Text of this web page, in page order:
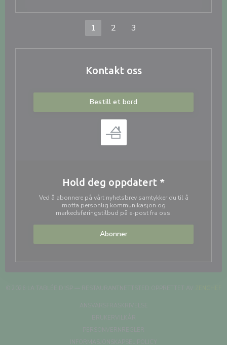
1 2 3
Kontakt oss
Bestill et bord
Hold deg oppdatert *
Ved å abonnere på vårt nyhetsbrev samtykker du til å
motta personlig kommunikasjon og
markedsføringstilbud på e-post fra oss.
Abonner